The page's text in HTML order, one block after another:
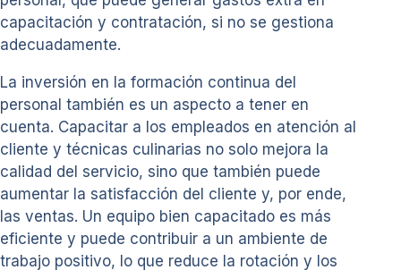
capacitación y contratación, si no se gestiona
adecuadamente.
La inversión en la formación continua del
personal también es un aspecto a tener en
cuenta. Capacitar a los empleados en atención al
cliente y técnicas culinarias no solo mejora la
calidad del servicio, sino que también puede
aumentar la satisfacción del cliente y, por ende,
las ventas. Un equipo bien capacitado es más
eficiente y puede contribuir a un ambiente de
trabajo positivo, lo que reduce la rotación y los